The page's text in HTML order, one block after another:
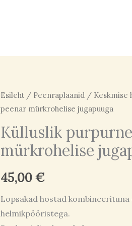
Esileht / Peenraplaanid / Keskmise
peenar mürkrohelise jugapuuga
Külluslik
mürkrohelise
45,00€
Lopsakad hostad
helmikpööristega.
Külluslik
purpurne
peenar
mürkrohelise
jugapuuga